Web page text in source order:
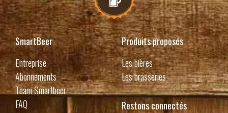
SmartBeer
Entreprise
Abonnements
Team Smartbeer
FAQ
Produits proposés
Les bières
Les brasseries
Restons connectés